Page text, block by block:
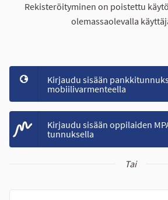
Rekisteröityminen on poistettu
olemassaolevalla
Kirjaudu sisään
mobiilivarmenteella
Kirjaudu sisään oppilaiden
tunnuksella
Tai